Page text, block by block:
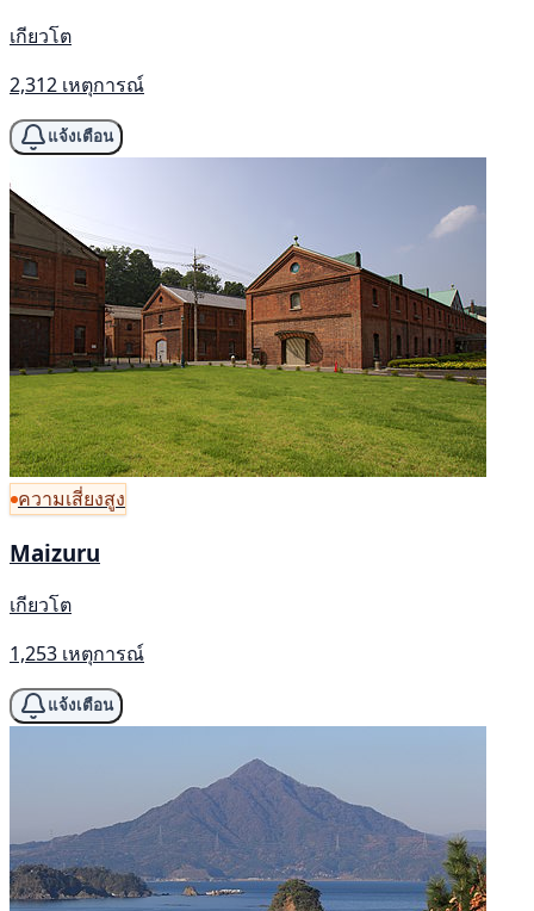
เกียวโต
2,312 เหตุการณ์
แจ้งเตือน
ความเสี่ยงสูง
Maizuru
เกียวโต
1,253 เหตุการณ์
แจ้งเตือน